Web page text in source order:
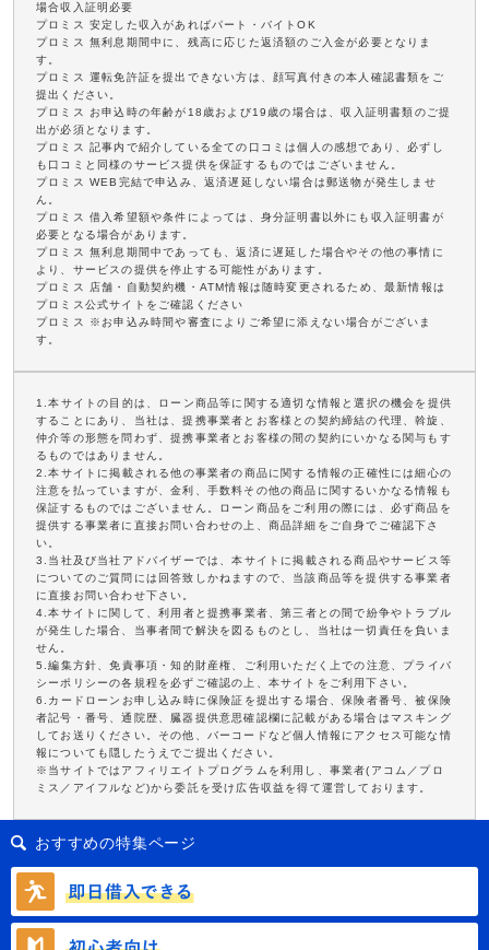
場合収入証明必要
プロミス 安定した収入があればパート・バイトOK
プロミス 無利息期間中に、残高に応じた返済額のご入金が必要となりま
す。
プロミス 運転免許証を提出できない方は、顔写真付きの本人確認書類をご
提出ください。
プロミス お申込時の年齢が18歳および19歳の場合は、収入証明書類のご提
出が必須となります。
プロミス 記事内で紹介している全ての口コミは個人の感想であり、必ずし
も口コミと同様のサービス提供を保証するものではございません。
プロミス WEB完結で申込み、返済遅延しない場合は郵送物が発生しませ
ん。
プロミス 借入希望額や条件によっては、身分証明書以外にも収入証明書が
必要となる場合があります。
プロミス 無利息期間中であっても、返済に遅延した場合やその他の事情に
より、サービスの提供を停止する可能性があります。
プロミス 店舗・自動契約機・ATM情報は随時変更されるため、最新情報は
プロミス公式サイトをご確認ください
プロミス ※お申込み時間や審査によりご希望に添えない場合がございま
す。
1.本サイトの目的は、ローン商品等に関する適切な情報と選択の機会を提供
することにあり、当社は、提携事業者とお客様との契約締結の代理、斡旋、
仲介等の形態を問わず、提携事業者とお客様の間の契約にいかなる関与もす
るものではありません。
2.本サイトに掲載される他の事業者の商品に関する情報の正確性には細心の
注意を払っていますが、金利、手数料その他の商品に関するいかなる情報も
保証するものではございません。ローン商品をご利用の際には、必ず商品を
提供する事業者に直接お問い合わせの上、商品詳細をご自身でご確認下さ
い。
3.当社及び当社アドバイザーでは、本サイトに掲載される商品やサービス等
についてのご質問には回答致しかねますので、当該商品等を提供する事業者
に直接お問い合わせ下さい。
4.本サイトに関して、利用者と提携事業者、第三者との間で紛争やトラブル
が発生した場合、当事者間で解決を図るものとし、当社は一切責任を負いま
せん。
5.編集方針、免責事項・知的財産権、ご利用いただく上での注意、プライバ
シーポリシーの各規程を必ずご確認の上、本サイトをご利用下さい。
6.カードローンお申し込み時に保険証を提出する場合、保険者番号、被保険
者記号・番号、通院歴、臓器提供意思確認欄に記載がある場合はマスキング
してお送りください。その他、バーコードなど個人情報にアクセス可能な情
報についても隠したうえでご提出ください。
※当サイトではアフィリエイトプログラムを利用し、事業者(アコム／プロ
ミス／アイフルなど)から委託を受け広告収益を得て運営しております。
おすすめの特集ページ